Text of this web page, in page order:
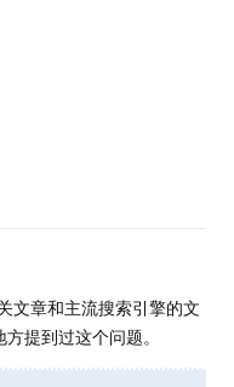
文章和主流搜索引擎的文
提到过这个问题。